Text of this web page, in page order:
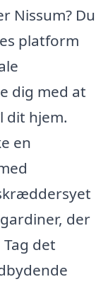
Nissum? Du
platform
dig med at
dit hjem.
en
der
det